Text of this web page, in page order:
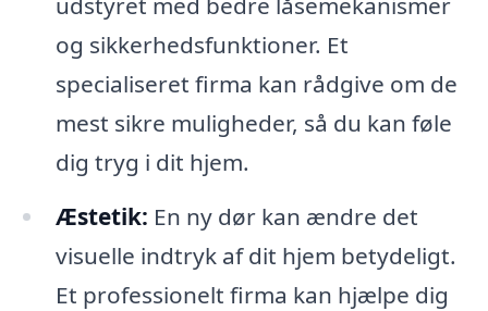
og sikkerhedsfunktioner. Et
specialiseret firma kan rådgive om de
mest sikre muligheder, så du kan føle
dig tryg i dit hjem.
Æstetik: En ny dør kan ændre det
visuelle indtryk af dit hjem betydeligt.
Et professionelt firma kan hjælpe dig